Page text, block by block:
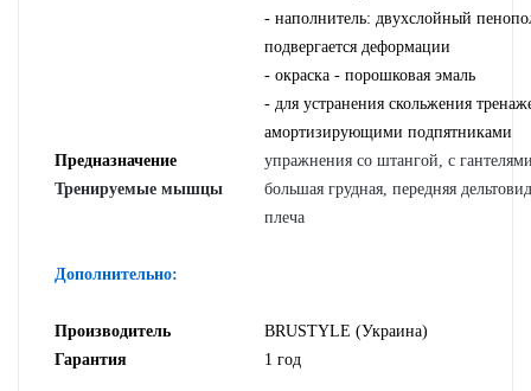
- наполнитель: двухслойный
подвергается деформации
- окраска - порошковая эмаль
- для устранения скольжения
амортизирующими подпятниками
Предназначение
упражнения со штангой, с
Тренируемые мышцы
большая грудная, передняя
плеча
Дополнительно:
Производитель
BRUSTYLE (Украина)
Гарантия
1 год